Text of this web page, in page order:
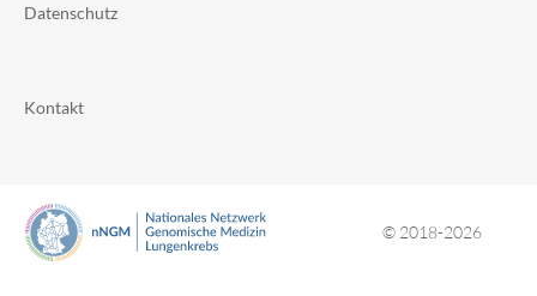
Datenschutz
Kontakt
© 2018-2026